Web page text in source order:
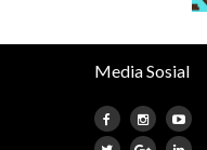
Media Sosial